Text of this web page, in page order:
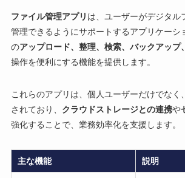
ファイル管理アプリ は、ユーザーがデジタル
管理できるようにサポートするアプリケーシ
のアップロード、整理、検索、バックアップ
操作を便利にする機能を提供します。
これらのアプリは、個人ユーザーだけでなく
されており、 クラウドストレージとの連携や
強化することで、業務効率化を支援します。
主な機能 説明